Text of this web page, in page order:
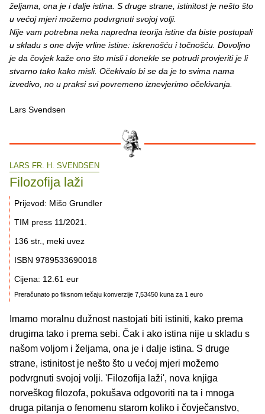
željama, ona je i dalje istina. S druge strane, istinitost je nešto što
u većoj mjeri možemo podvrgnuti svojoj volji.
Nije vam potrebna neka napredna teorija istine da biste postupali
u skladu s one dvije vrline istine: iskrenošću i točnošću. Dovoljno
je da čovjek kaže ono što misli i donekle se potrudi provjeriti je li
stvarno tako kako misli. Očekivalo bi se da je to svima nama
izvedivo, no u praksi svi povremeno iznevjerimo očekivanja.
Lars Svendsen
LARS FR. H. SVENDSEN
Filozofija laži
Prijevod: Mišo Grundler
TIM press 11/2021.
136 str., meki uvez
ISBN 9789533690018
Cijena: 12.61 eur
Preračunato po fiksnom tečaju konverzije 7,53450 kuna za 1 euro
Imamo moralnu dužnost nastojati biti istiniti, kako prema
drugima tako i prema sebi. Čak i ako istina nije u skladu s
našom voljom i željama, ona je i dalje istina. S druge
strane, istinitost je nešto što u većoj mjeri možemo
podvrgnuti svojoj volji. 'Filozofija laži', nova knjiga
norveškog filozofa, pokušava odgovoriti na ta i mnoga
druga pitanja o fenomenu starom koliko i čovječanstvo,